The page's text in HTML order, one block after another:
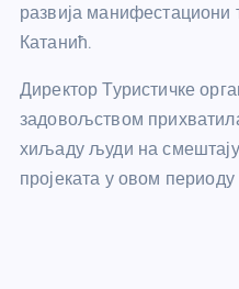
развија манифестациони
Катанић.
Директор Туристичке
задовољством
хиљаду људи на
пројеката у овом периоду